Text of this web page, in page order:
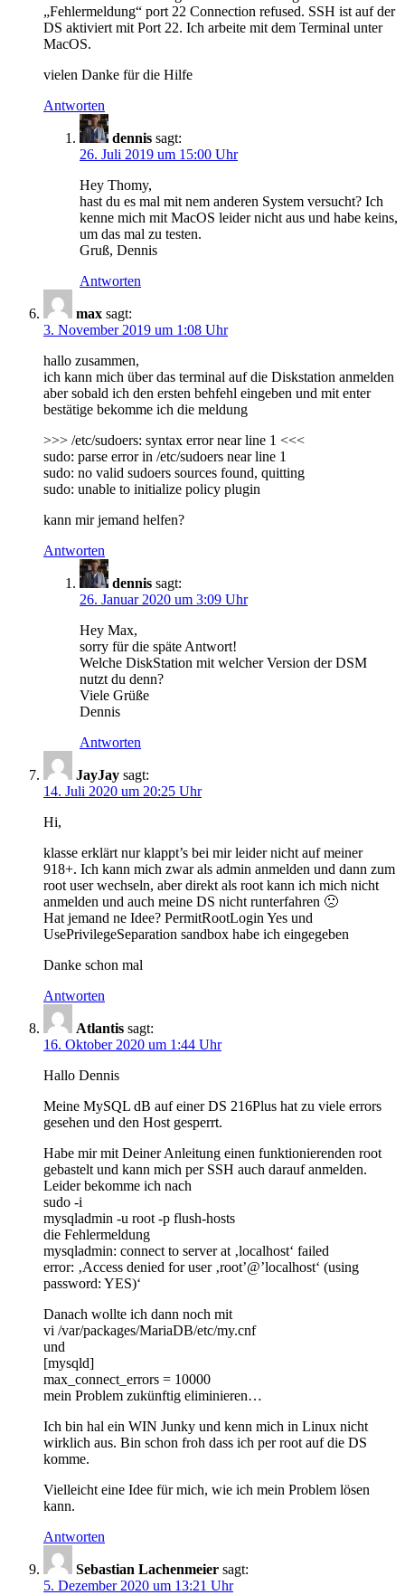
„Fehlermeldung“ port 22 Connection refused. SSH ist auf der
DS aktiviert mit Port 22. Ich arbeite mit dem Terminal unter
MacOS.
vielen Danke für die Hilfe
Antworten
dennis sagt:
26. Juli 2019 um 15:00 Uhr
Hey Thomy,
hast du es mal mit nem anderen System versucht? Ich
kenne mich mit MacOS leider nicht aus und habe keins,
um das mal zu testen.
Gruß, Dennis
Antworten
max sagt:
3. November 2019 um 1:08 Uhr
hallo zusammen,
ich kann mich über das terminal auf die Diskstation anmelden
aber sobald ich den ersten behfehl eingeben und mit enter
bestätige bekomme ich die meldung
>>> /etc/sudoers: syntax error near line 1 <<<
sudo: parse error in /etc/sudoers near line 1
sudo: no valid sudoers sources found, quitting
sudo: unable to initialize policy plugin
kann mir jemand helfen?
Antworten
dennis sagt:
26. Januar 2020 um 3:09 Uhr
Hey Max,
sorry für die späte Antwort!
Welche DiskStation mit welcher Version der DSM
nutzt du denn?
Viele Grüße
Dennis
Antworten
JayJay sagt:
14. Juli 2020 um 20:25 Uhr
Hi,
klasse erklärt nur klappt’s bei mir leider nicht auf meiner
918+. Ich kann mich zwar als admin anmelden und dann zum
root user wechseln, aber direkt als root kann ich mich nicht
anmelden und auch meine DS nicht runterfahren 🙁
Hat jemand ne Idee? PermitRootLogin Yes und
UsePrivilegeSeparation sandbox habe ich eingegeben
Danke schon mal
Antworten
Atlantis sagt:
16. Oktober 2020 um 1:44 Uhr
Hallo Dennis
Meine MySQL dB auf einer DS 216Plus hat zu viele errors
gesehen und den Host gesperrt.
Habe mir mit Deiner Anleitung einen funktionierenden root
gebastelt und kann mich per SSH auch darauf anmelden.
Leider bekomme ich nach
sudo -i
mysqladmin -u root -p flush-hosts
die Fehlermeldung
mysqladmin: connect to server at ‚localhost‘ failed
error: ‚Access denied for user ‚root’@’localhost‘ (using
password: YES)‘
Danach wollte ich dann noch mit
vi /var/packages/MariaDB/etc/my.cnf
und
[mysqld]
max_connect_errors = 10000
mein Problem zukünftig eliminieren…
Ich bin hal ein WIN Junky und kenn mich in Linux nicht
wirklich aus. Bin schon froh dass ich per root auf die DS
komme.
Vielleicht eine Idee für mich, wie ich mein Problem lösen
kann.
Antworten
Sebastian Lachenmeier sagt:
5. Dezember 2020 um 13:21 Uhr